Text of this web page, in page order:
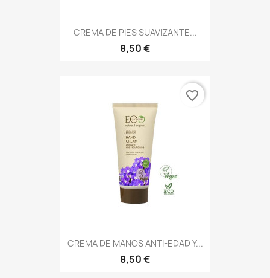
CREMA DE PIES SUAVIZANTE...
8,50 €
CREMA DE MANOS ANTI-EDAD Y...
8,50 €
favorite_border